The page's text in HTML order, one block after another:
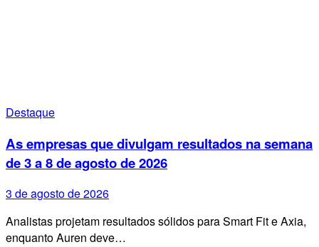
Destaque
As empresas que divulgam resultados na semana
de 3 a 8 de agosto de 2026
3 de agosto de 2026
Analistas projetam resultados sólidos para Smart Fit e Axia,
enquanto Auren deve…